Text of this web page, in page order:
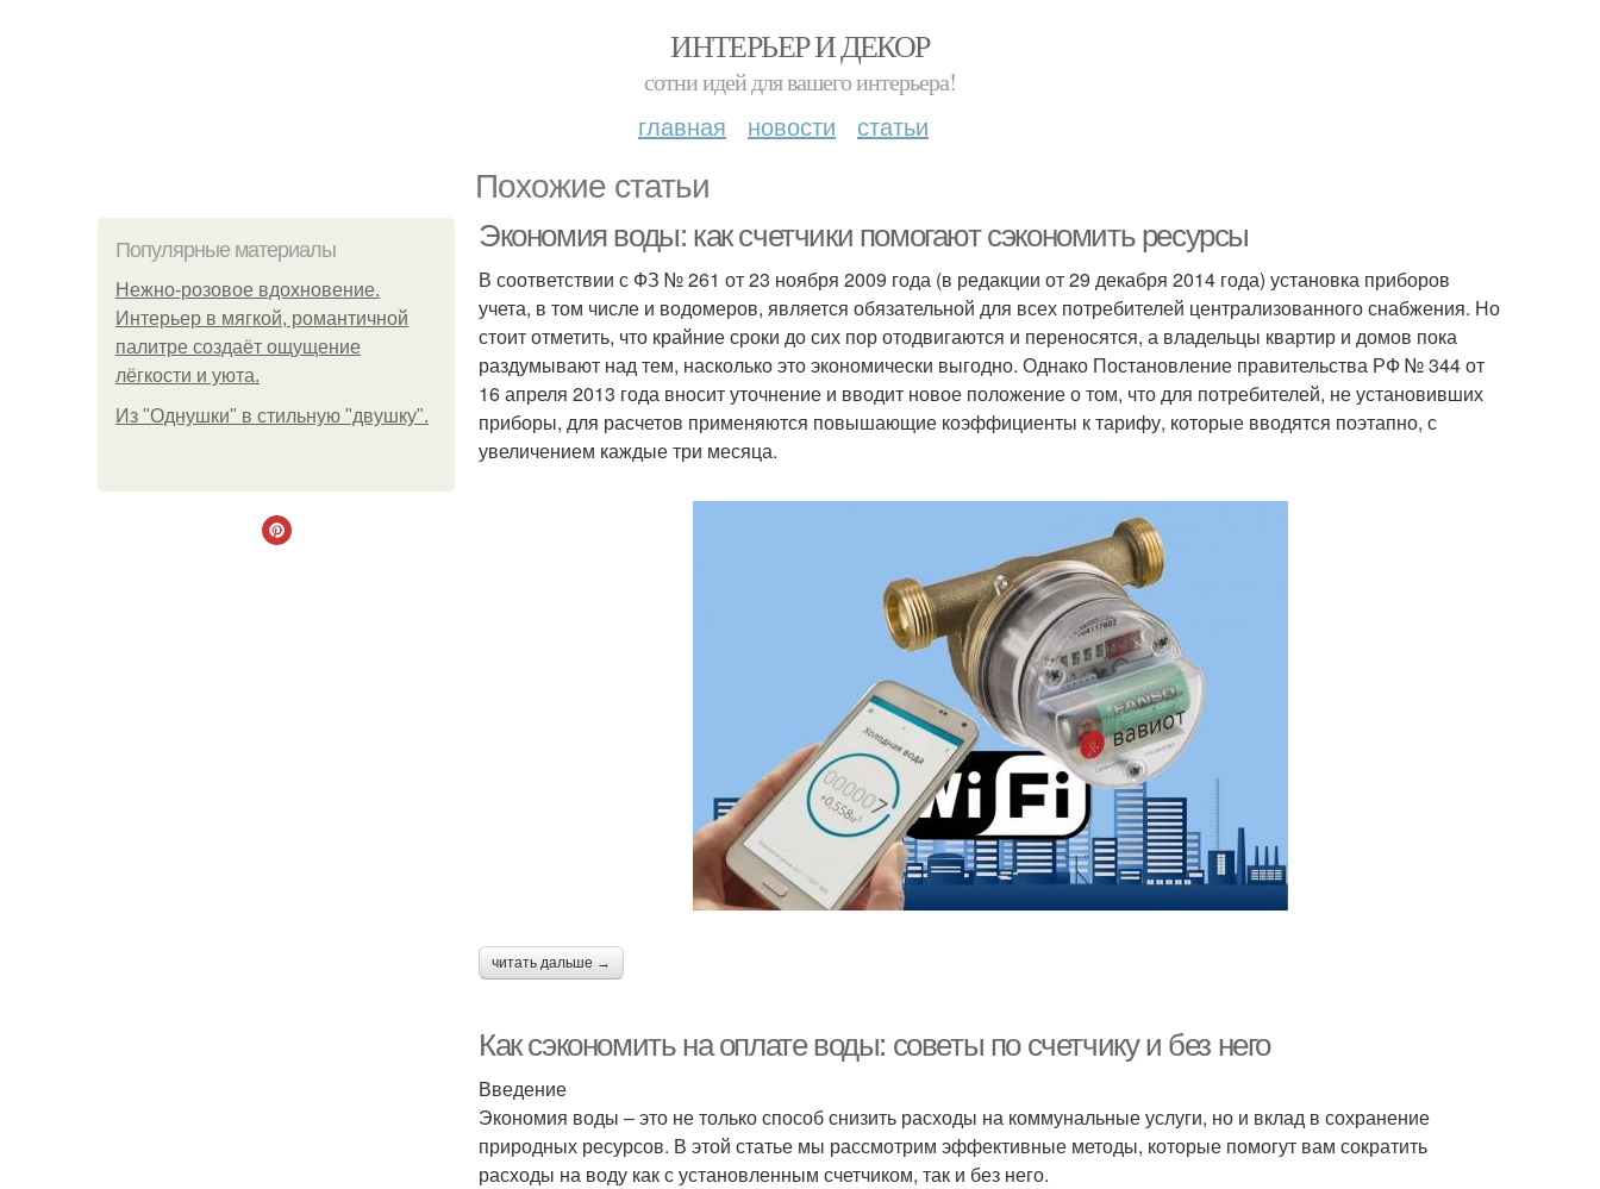
ИНТЕРЬЕР И ДЕКОР
сотни идей для вашего интерьера!
главная новости статьи
Похожие статьи
Популярные материалы
Нежно-розовое вдохновение.
Интерьер в мягкой, романтичной
палитре создаёт ощущение
лёгкости и уюта.
Из "Однушки" в стильную "двушку".
Экономия воды: как счетчики помогают сэкономить ресурсы
В соответствии с ФЗ № 261 от 23 ноября 2009 года (в редакции от 29 декабря 2014 года) установка приборов
учета, в том числе и водомеров, является обязательной для всех потребителей централизованного снабжения. Но
стоит отметить, что крайние сроки до сих пор отодвигаются и переносятся, а владельцы квартир и домов пока
раздумывают над тем, насколько это экономически выгодно. Однако Постановление правительства РФ № 344 от
16 апреля 2013 года вносит уточнение и вводит новое положение о том, что для потребителей, не установивших
приборы, для расчетов применяются повышающие коэффициенты к тарифу, которые вводятся поэтапно, с
увеличением каждые три месяца.
читать дальше →
Как сэкономить на оплате воды: советы по счетчику и без него
Введение
Экономия воды – это не только способ снизить расходы на коммунальные услуги, но и вклад в сохранение
природных ресурсов. В этой статье мы рассмотрим эффективные методы, которые помогут вам сократить
расходы на воду как с установленным счетчиком, так и без него.